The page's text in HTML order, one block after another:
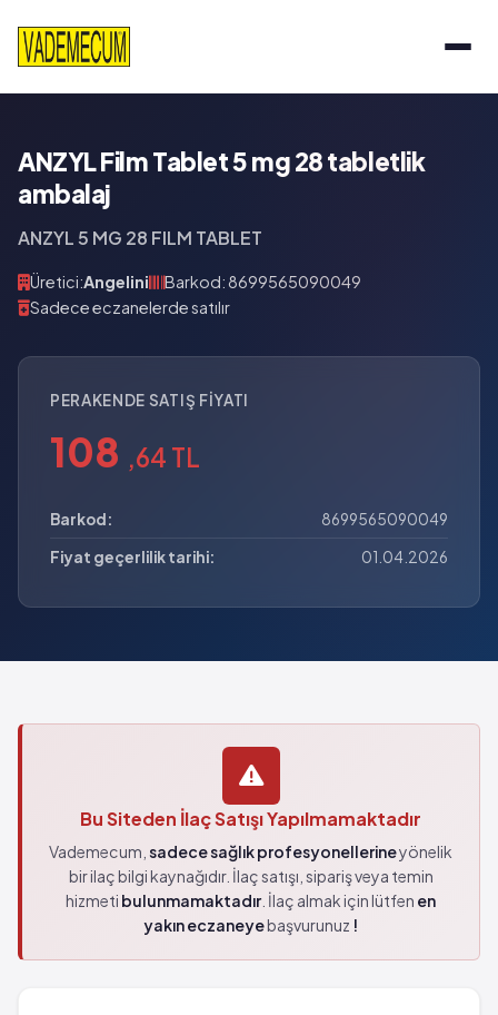
ANZYL Film Tablet 5 mg 28 tabletlik
ambalaj
ANZYL 5 MG 28 FILM TABLET
Üretici:Angelini
Barkod: 8699565090049
Sadece eczanelerde satılır
PERAKENDE SATIŞ FIYATI
108 ,64 TL
Barkod:
8699565090049
Fiyat geçerlilik tarihi:
01.04.2026
Bu Siteden İlaç Satışı Yapılmamaktadır
Vademecum, sadece sağlık profesyonellerineyönelik
bir ilaç bilgi kaynağıdır. İlaç satışı, sipariş veya temin
hizmeti bulunmamaktadır. İlaç almak için lütfen en
yakın eczaneyebaşvurunuz !